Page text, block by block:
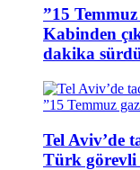
”15
Kabinden
dakika
Tel Aviv’de
Türk görevli